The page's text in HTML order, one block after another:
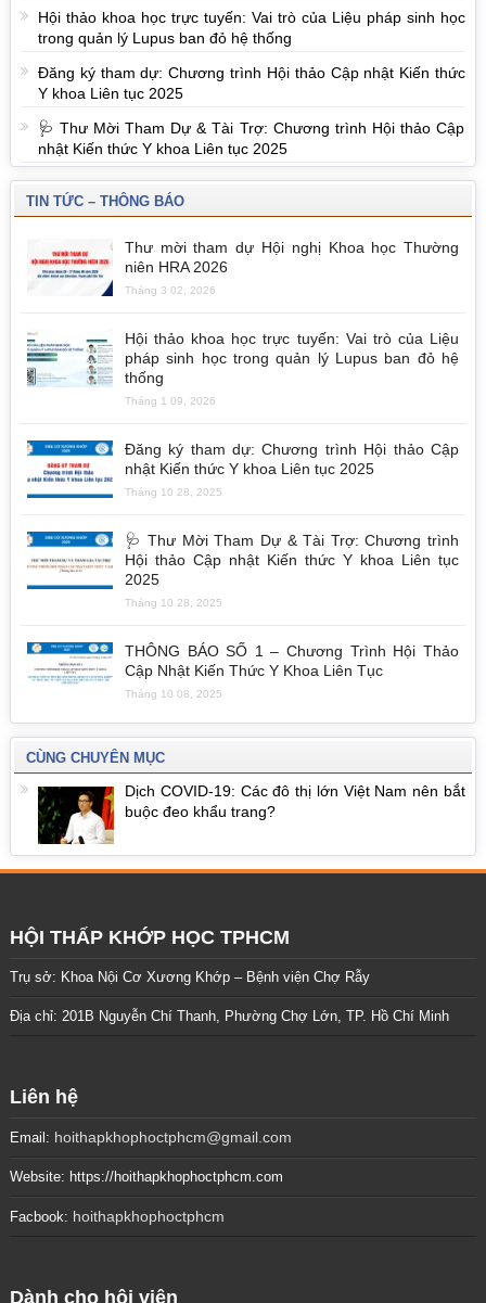
Hội thảo khoa học trực tuyến: Vai trò của Liệu pháp sinh học
trong quản lý Lupus ban đỏ hệ thống
Đăng ký tham dự: Chương trình Hội thảo Cập nhật Kiến thức
Y khoa Liên tục 2025
🩺 Thư Mời Tham Dự & Tài Trợ: Chương trình Hội thảo Cập
nhật Kiến thức Y khoa Liên tục 2025
TIN TỨC – THÔNG BÁO
Thư mời tham dự Hội nghị Khoa học Thường
niên HRA 2026
Tháng 3 02, 2026
Hội thảo khoa học trực tuyến: Vai trò của Liệu
pháp sinh học trong quản lý Lupus ban đỏ hệ
thống
Tháng 1 09, 2026
Đăng ký tham dự: Chương trình Hội thảo Cập
nhật Kiến thức Y khoa Liên tục 2025
Tháng 10 28, 2025
🩺 Thư Mời Tham Dự & Tài Trợ: Chương trình
Hội thảo Cập nhật Kiến thức Y khoa Liên tục
2025
Tháng 10 28, 2025
THÔNG BÁO SỐ 1 – Chương Trình Hội Thảo
Cập Nhật Kiến Thức Y Khoa Liên Tục
Tháng 10 08, 2025
CÙNG CHUYÊN MỤC
Dịch COVID-19: Các đô thị lớn Việt Nam nên bắt
buộc đeo khẩu trang?
HỘI THẤP KHỚP HỌC TPHCM
Trụ sở: Khoa Nội Cơ Xương Khớp – Bệnh viện Chợ Rẫy
Địa chỉ: 201B Nguyễn Chí Thanh, Phường Chợ Lớn, TP. Hồ Chí Minh
Liên hệ
Email: hoithapkhophoctphcm@gmail.com
Website: https://hoithapkhophoctphcm.com
Facbook: hoithapkhophoctphcm
Dành cho hội viên